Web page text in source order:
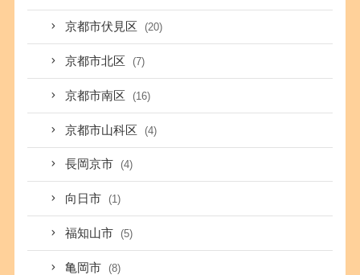
京都市伏見区 (20)
京都市北区 (7)
京都市南区 (16)
京都市山科区 (4)
長岡京市 (4)
向日市 (1)
福知山市 (5)
亀岡市 (8)